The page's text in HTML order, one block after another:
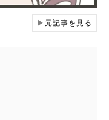
▶元記事を見る